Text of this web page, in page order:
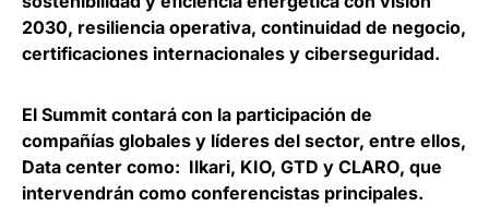
2030, resiliencia operativa, continuidad de negocio,
certificaciones internacionales y ciberseguridad.
El Summit contará con la participación de
compañías globales y líderes del sector, entre ellos,
Data center como: Ilkari, KIO, GTD y CLARO, que
intervendrán como conferencistas principales.